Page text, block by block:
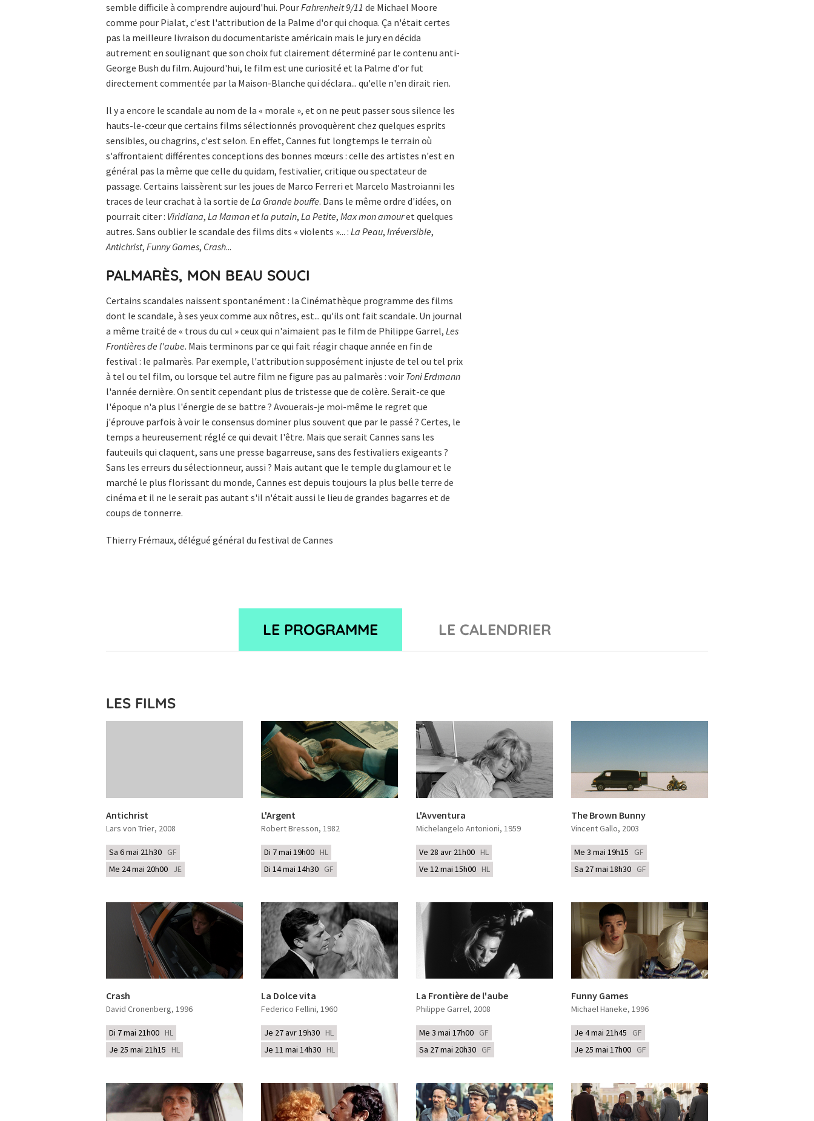
semble difficile à comprendre aujourd'hui. PourFahrenheit 9/11 de Michael Moore
comme pour Pialat, c'est l'attribution de la Palme d'or qui choqua. Ça n'était certes
pas la meilleure livraison du documentariste américain mais le jury en décida
autrement en soulignant que son choix fut clairement déterminé par le contenu anti-
George Bush du film. Aujourd'hui, le film est une curiosité et la Palme d'or fut
directement commentée par la Maison-Blanche qui déclara... qu'elle n'en dirait rien.
Il y a encore le scandale au nom de la « morale », et on ne peut passer sous silence les
hauts-le-cœur que certains films sélectionnés provoquèrent chez quelques esprits
sensibles, ou chagrins, c'est selon. En effet, Cannes fut longtemps le terrain où
s'affrontaient différentes conceptions des bonnes mœurs : celle des artistes n'est en
général pas la même que celle du quidam, festivalier, critique ou spectateur de
passage. Certains laissèrent sur les joues de Marco Ferreri et Marcelo Mastroianni les
traces de leur crachat à la sortie de La Grande bouffe. Dans le même ordre d'idées, on
pourrait citer : Viridiana, La Maman et la putain, La Petite, Max mon amouret quelques
autres. Sans oublier le scandale des films dits « violents »... : La Peau, Irréversible,
Antichrist, Funny Games, Crash...
PALMARÈS, MON BEAU SOUCI
Certains scandales naissent spontanément : la Cinémathèque programme des films
dont le scandale, à ses yeux comme aux nôtres, est... qu'ils ont fait scandale. Un journal
a même traité de « trous du cul » ceux qui n'aimaient pas le film de Philippe Garrel, Les
Frontières de l'aube. Mais terminons par ce qui fait réagir chaque année en fin de
festival : le palmarès. Par exemple, l'attribution supposément injuste de tel ou tel prix
à tel ou tel film, ou lorsque tel autre film ne figure pas au palmarès : voir Toni Erdmann
l'année dernière. On sentit cependant plus de tristesse que de colère. Serait-ce que
l'époque n'a plus l'énergie de se battre ? Avouerais-je moi-même le regret que
j'éprouve parfois à voir le consensus dominer plus souvent que par le passé ? Certes, le
temps a heureusement réglé ce qui devait l'être. Mais que serait Cannes sans les
fauteuils qui claquent, sans une presse bagarreuse, sans des festivaliers exigeants ?
Sans les erreurs du sélectionneur, aussi ? Mais autant que le temple du glamour et le
marché le plus florissant du monde, Cannes est depuis toujours la plus belle terre de
cinéma et il ne le serait pas autant s'il n'était aussi le lieu de grandes bagarres et de
coups de tonnerre.
Thierry Frémaux, délégué général du festival de Cannes
LE PROGRAMME LE CALENDRIER
LES FILMS
Antichrist
Lars von Trier, 2008
Sa 6 mai 21h30 GF
Me 24 mai 20h00 JE
L'Argent
Robert Bresson, 1982
Di 7 mai 19h00 HL
Di 14 mai 14h30 GF
L'Avventura
Michelangelo Antonioni, 1959
Ve 28 avr 21h00 HL
Ve 12 mai 15h00 HL
The Brown Bunny
Vincent Gallo, 2003
Me 3 mai 19h15 GF
Sa 27 mai 18h30 GF
Crash
David Cronenberg, 1996
Di 7 mai 21h00 HL
Je 25 mai 21h15 HL
La Dolce vita
Federico Fellini, 1960
Je 27 avr 19h30 HL
Je 11 mai 14h30 HL
La Frontière de l'aube
Philippe Garrel, 2008
Me 3 mai 17h00 GF
Sa 27 mai 20h30 GF
Funny Games
Michael Haneke, 1996
Je 4 mai 21h45 GF
Je 25 mai 17h00 GF